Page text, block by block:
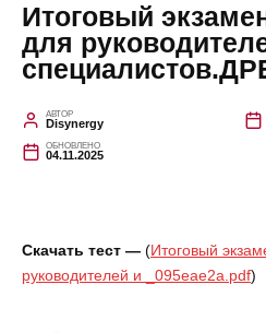
Итоговый
для
АВТОР
Disynergy
ОБНОВЛЕНО
04.11.2025
Скачать тест — (Итоговый
руководителей и _095eae2a.pdf)